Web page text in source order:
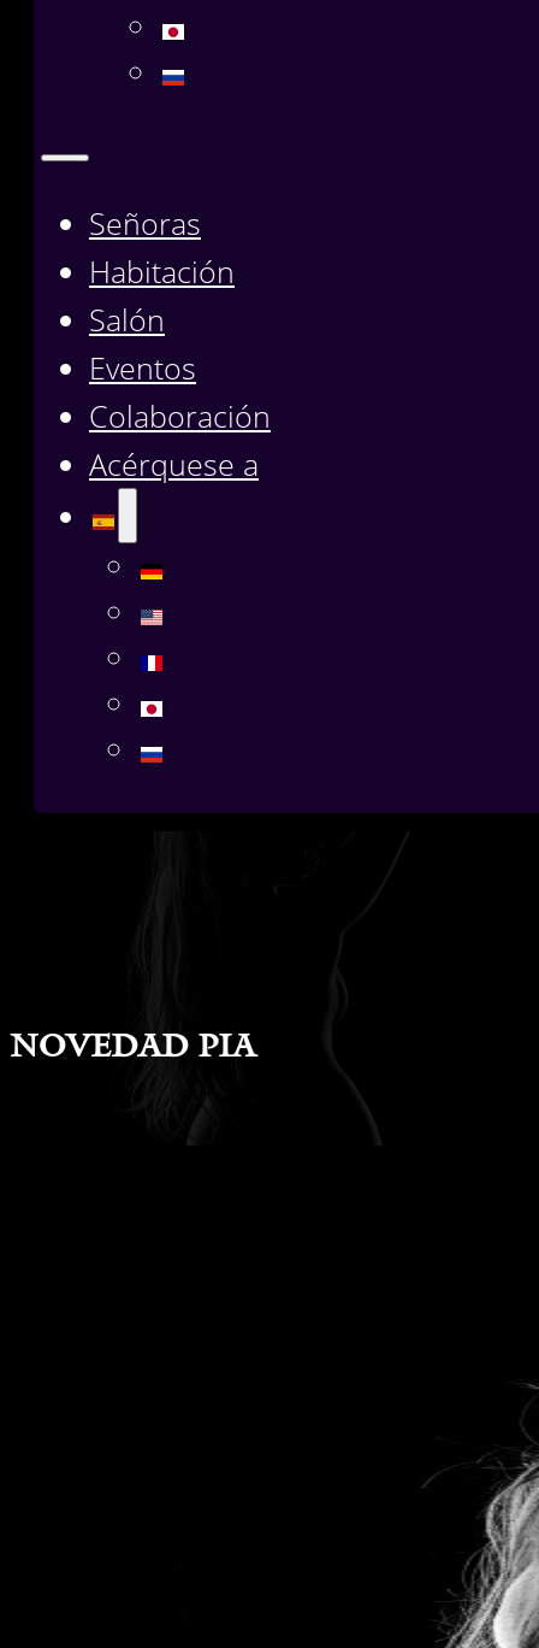
Señoras
Habitación
Salón
Eventos
Colaboración
Acérquese a
Novedad Pia